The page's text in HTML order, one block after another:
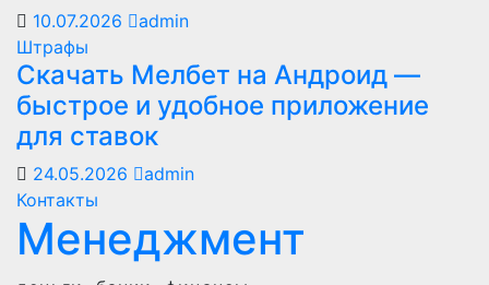
10.07.2026
admin
Штрафы
Скачать Мелбет на Андроид —
быстрое и удобное приложение
для ставок
24.05.2026
admin
Контакты
Менеджмент